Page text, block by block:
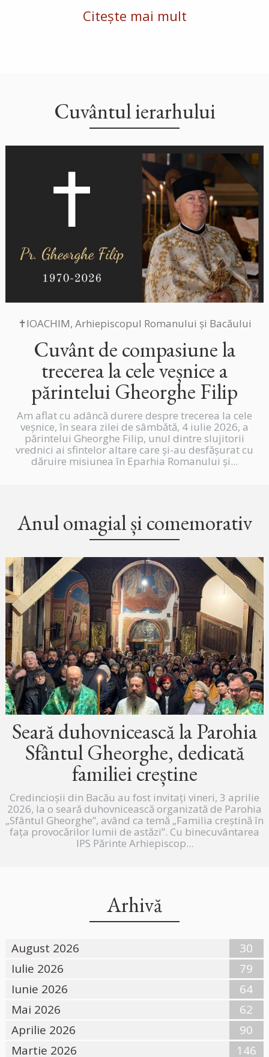
Citește mai mult
Cuvântul ierarhului
✝IOACHIM, Arhiepiscopul Romanului și Bacăului
Cuvânt de compasiune la
trecerea la cele veșnice a
părintelui Gheorghe Filip
Am aflat cu adâncă durere despre trecerea la cele
veșnice, în seara zilei de sâmbătă, 4 iulie 2026, a
părintelui Gheorghe Filip, unul dintre slujitorii
vrednici ai sfintelor altare care și-au desfășurat cu
dăruire misiunea în Eparhia Romanului și...
Anul omagial și comemorativ
Seară duhovnicească la Parohia
Sfântul Gheorghe, dedicată
familiei creștine
Credincioșii din Bacău au fost invitați vineri, 3 aprilie
2026, la o seară duhovnicească organizată de Parohia
„Sfântul Gheorghe”, având ca temă „Familia creștină în
fața provocărilor lumii de astăzi”. Cu binecuvântarea
IPS Părinte Arhiepiscop...
Arhivă
August 2026
30
Iulie 2026
79
Iunie 2026
64
Mai 2026
62
Aprilie 2026
90
Martie 2026
146